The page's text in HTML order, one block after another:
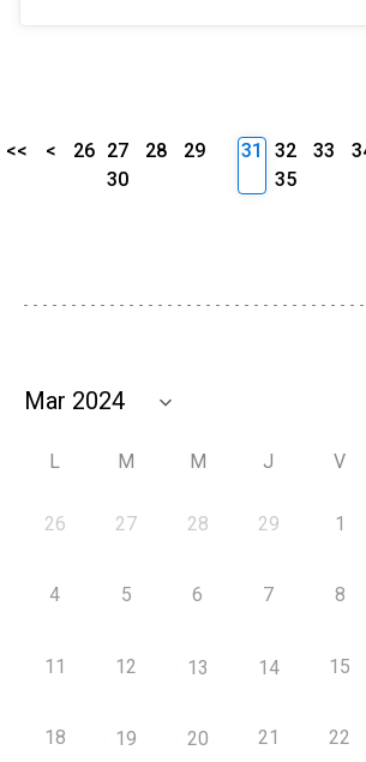
<< < 26 27 28
29
30
31 32 33
35
L M M J V
26 27 28 29 1
4 5 6 7 8
11 12 13 14 15
18 19 20 21 22